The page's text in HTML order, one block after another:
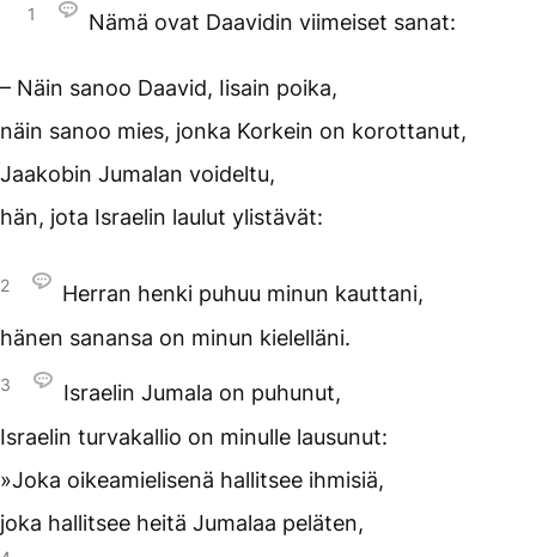
1 Nämä ovat Daavidin viimeiset sanat:
– Näin sanoo Daavid, Iisain poika,
näin sanoo mies, jonka Korkein on korottanut,
Jaakobin Jumalan voideltu,
hän, jota Israelin laulut ylistävät:
2
Herran henki puhuu minun kauttani,
hänen sanansa on minun kielelläni.
3
Israelin Jumala on puhunut,
Israelin turvakallio on minulle lausunut:
»Joka oikeamielisenä hallitsee ihmisiä,
joka hallitsee heitä Jumalaa peläten,